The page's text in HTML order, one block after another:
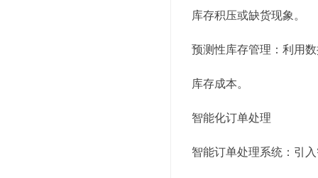
库存积压或缺货现象。
预测性库存管理：利用
库存成本。
智能化订单处理
智能订单处理系统：引